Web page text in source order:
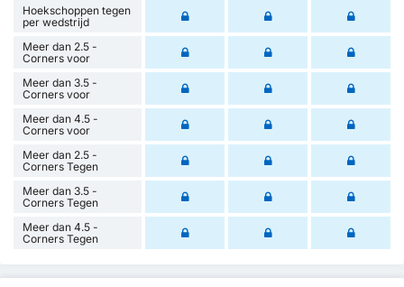
Hoekschoppen tegen
per wedstrijd
Meer dan 2.5 -
Corners voor
Meer dan 3.5 -
Corners voor
Meer dan 4.5 -
Corners voor
Meer dan 2.5 -
Corners Tegen
Meer dan 3.5 -
Corners Tegen
Meer dan 4.5 -
Corners Tegen